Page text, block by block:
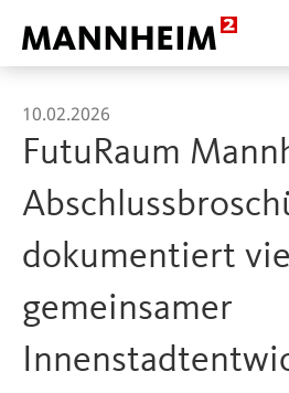
10.02.2026
FutuRaum
dokumentiert
gemeinsamer